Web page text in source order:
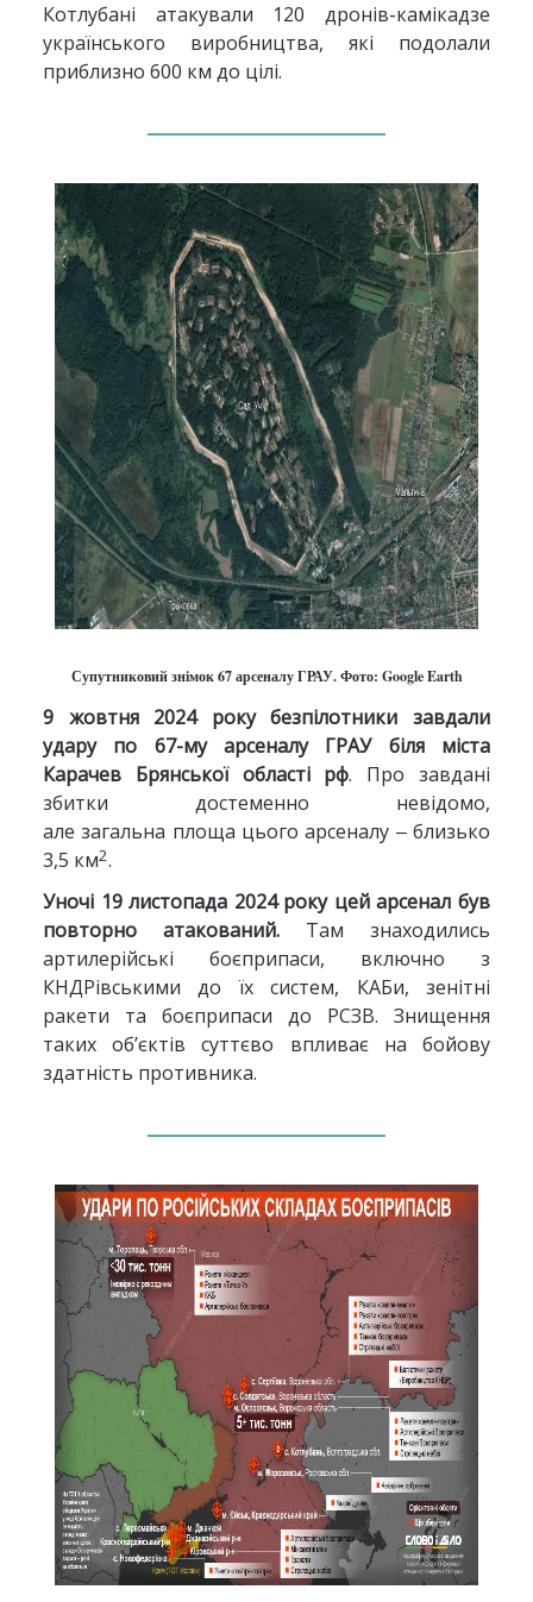
Котлубані атакували 120 дронів-камікадзе
українського виробництва, які подолали
приблизно 600 км до цілі.
Супутниковий знімок 67 арсеналу ГРАУ. Фото: Google Earth
9 жовтня 2024 року безпілотники завдали
удару по 67-му арсеналу ГРАУ
біля міста
Карачев Брянської області рф. Про завдані
збитки достеменно невідомо,
але загальна площа цього арсеналу ‒ близько
3,5 км2.
Уночі 19 листопада 2024 року цей арсенал був
повторно атакований. Там знаходились
артилерійські боєприпаси, включно з
КНДРівськими до їх систем, КАБи, зенітні
ракети та боєприпаси до РСЗВ. Знищення
таких об’єктів суттєво впливає на бойову
здатність противника.